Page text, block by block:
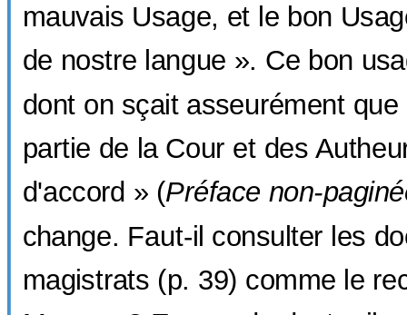
mauvais Usage, et le bon
de nostre langue ». Ce bon
dont on sçait asseurément
partie de la Cour et des
d'accord » (Préface non-
change. Faut-il consulter les
magistrats (p. 39) comme le